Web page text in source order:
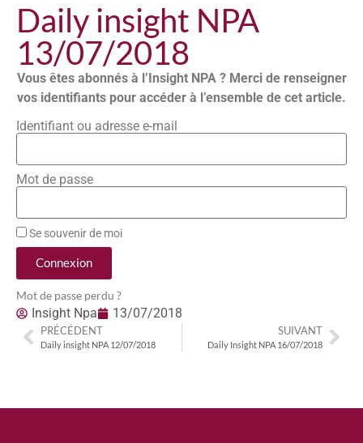
Daily insight NPA
13/07/2018
Vous êtes abonnés à l’Insight NPA ? Merci de renseigner
vos identifiants pour accéder à l’ensemble de cet article.
Identifiant ou adresse e-mail
Mot de passe
Se souvenir de moi
Connexion
Mot de passe perdu ?
Insight Npa 13/07/2018
PRÉCÉDENT
Daily insight NPA 12/07/2018
SUIVANT
Daily Insight NPA 16/07/2018